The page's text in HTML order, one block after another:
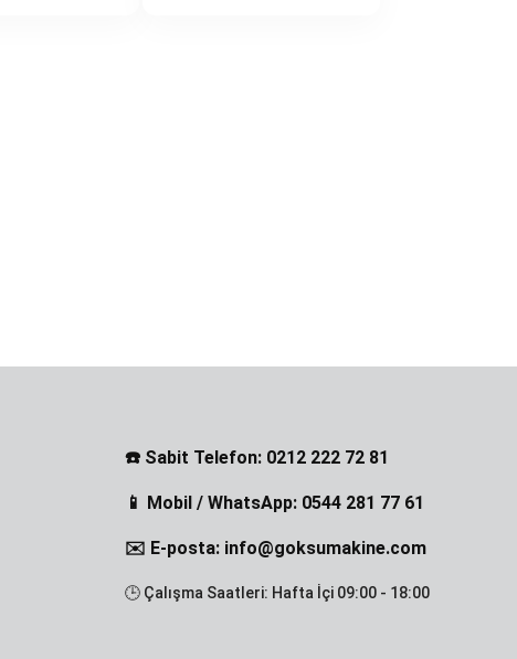
☎️ Sabit Telefon: 0212 222 72 81
📱 Mobil / WhatsApp: 0544 281 77 61
✉️ E-posta: info@goksumakine.com
🕒 Çalışma Saatleri: Hafta İçi 09:00 - 18:00